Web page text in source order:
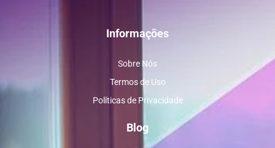
Informações
Sobre Nós
Termos de Uso
Políticas de Privacidade
Blog